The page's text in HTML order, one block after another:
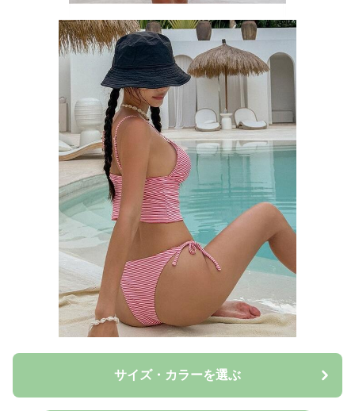
サイズ・カラーを選ぶ